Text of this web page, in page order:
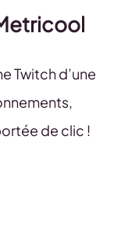
Twitch d’une
de clic !